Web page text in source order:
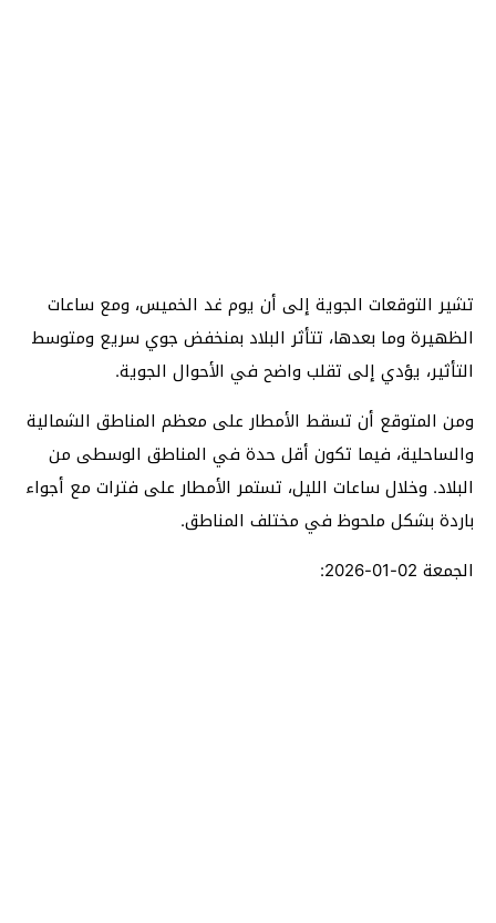
تشير التوقعات الجوية إلى أن يوم غد الخميس، ومع ساعات
الظهيرة وما بعدها، تتأثر البلاد بمنخفض جوي سريع ومتوسط
التأثير، يؤدي إلى تقلب واضح في الأحوال الجوية.
ومن المتوقع أن تسقط الأمطار على معظم المناطق الشمالية
والساحلية، فيما تكون أقل حدة في المناطق الوسطى من
البلاد. وخلال ساعات الليل، تستمر الأمطار على فترات مع أجواء
باردة بشكل ملحوظ في مختلف المناطق.
الجمعة 02-01-2026: